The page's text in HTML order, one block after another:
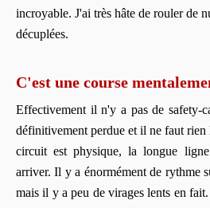
incroyable. J'ai très hâte de rouler de
décuplées.
C'est une course
Effectivement il n'y a pas de safety-
définitivement perdue et il ne faut
circuit est physique, la longue
arriver. Il y a énormément de rythme
mais il y a peu de virages lents en